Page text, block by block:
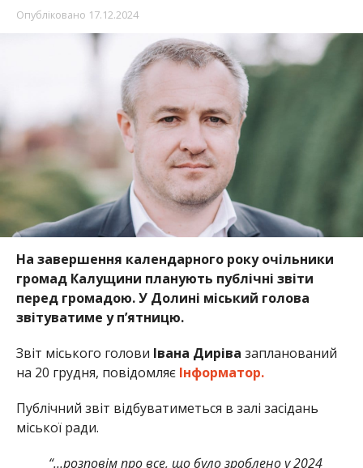
Опубліковано 17.12.2024
На завершення календарного року очільники
громад Калущини планують публічні звіти
перед громадою. У Долині міський голова
звітуватиме у п’ятницю.
Звіт міського голови Івана Диріва запланований
на 20 грудня, повідомляє Інформатор.
Публічний звіт відбуватиметься в залі засідань
міської ради.
“…розповім про все, що було зроблено у 2024